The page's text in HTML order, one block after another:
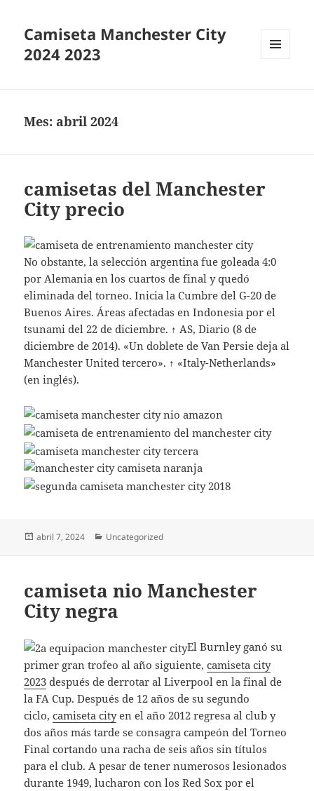
Camiseta Manchester City
2024 2023
Mes: abril 2024
camisetas del Manchester
City precio
No obstante, la selección argentina fue goleada 4:0
por Alemania en los cuartos de final y quedó
eliminada del torneo. Inicia la Cumbre del G-20 de
Buenos Aires. Áreas afectadas en Indonesia por el
tsunami del 22 de diciembre. ↑ AS, Diario (8 de
diciembre de 2014). «Un doblete de Van Persie deja al
Manchester United tercero». ↑ «Italy-Netherlands»
(en inglés).
Publicado
abril 7, 2024 Categorías
Uncategorized
camiseta nio Manchester
City negra
El Burnley ganó su
primer gran trofeo al año siguiente,camiseta city
2023 después de derrotar al Liverpool en la final de
la FA Cup. Después de 12 años de su segundo
ciclo,camiseta cityen el año 2012 regresa al club y
dos años más tarde se consagra campeón del Torneo
Final cortando una racha de seis años sin títulos
para el club. A pesar de tener numerosos lesionados
durante 1949, lucharon con los Red Sox por el